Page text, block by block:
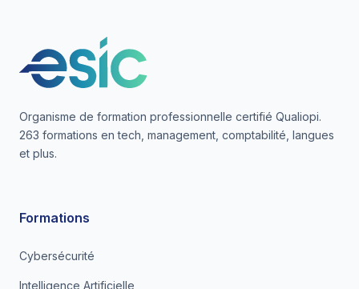
Organisme de formation professionnelle certifié Qualiopi.
263 formations en tech, management, comptabilité, langues
et plus.
Formations
Cybersécurité
Intelligence Artificielle